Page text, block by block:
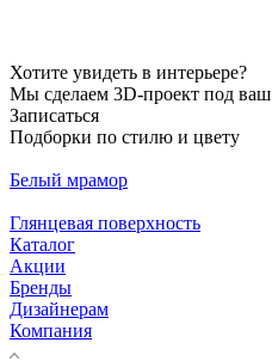
Хотите увидеть в интерьере?
Мы сделаем 3D-проект под ваш
Записаться
Подборки по стилю и цвету
Белый мрамор
Глянцевая поверхность
Каталог
Акции
Бренды
Дизайнерам
Компания